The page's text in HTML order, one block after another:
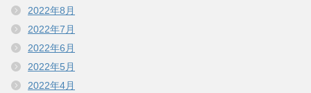
2022年8月
2022年7月
2022年6月
2022年5月
2022年4月